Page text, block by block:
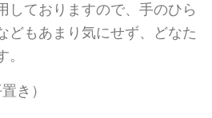
しておりますので、手のひら
どもあまり気にせず、どなた
き）